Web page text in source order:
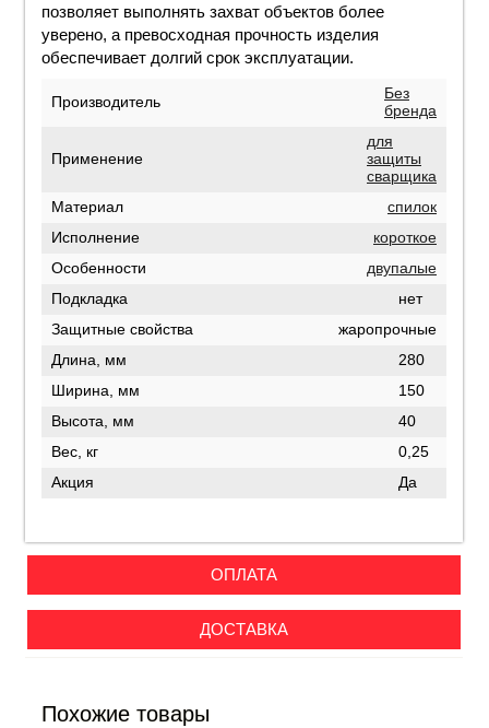
позволяет выполнять захват объектов более
уверено, а превосходная прочность изделия
обеспечивает долгий срок эксплуатации.
Производитель
Без
бренда
Применение
для
защиты
сварщика
Материал
спилок
Исполнение
короткое
Особенности
двупалые
Подкладка
нет
Защитные свойства
жаропрочные
Длина, мм
280
Ширина, мм
150
Высота, мм
40
Вес, кг
0,25
Акция
Да
ОПЛАТА
ДОСТАВКА
Похожие товары